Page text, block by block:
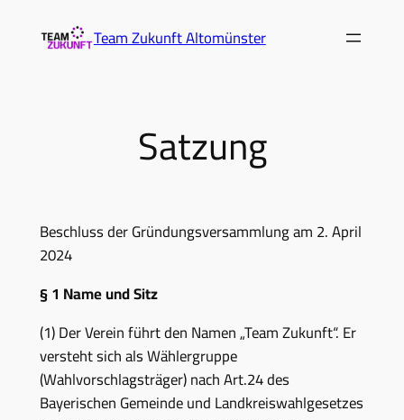
Inhalt
Team Zukunft Altomünster
Satzung
Beschluss der Gründungsversammlung am 2. April
2024
§ 1 Name und Sitz
(1) Der Verein führt den Namen „Team Zukunft“. Er
versteht sich als Wählergruppe
(Wahlvorschlagsträger) nach Art.24 des
Bayerischen Gemeinde und Landkreiswahlgesetzes